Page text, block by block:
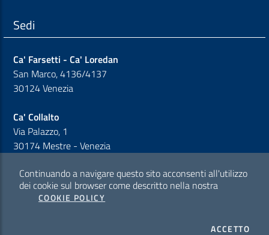
Sedi
Ca' Farsetti - Ca' Loredan
San Marco, 4136/4137
30124 Venezia
Ca' Collalto
Via Palazzo, 1
30174 Mestre - Venezia
Sezione Link Policy
Cookie policy
Continuando a navigare questo sito acconsenti all'utilizzo
dei cookie sul browser come descritto nella nostra
COOKIE POLICY
ACCETTOI